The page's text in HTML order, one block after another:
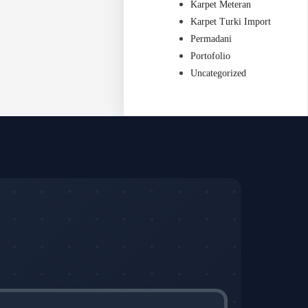
Karpet Meteran
Karpet Turki Import
Permadani
Portofolio
Uncategorized